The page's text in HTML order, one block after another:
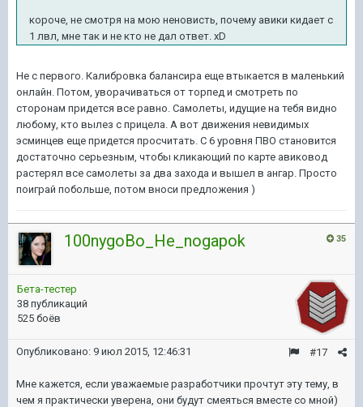
короче, не смотря на мою неновиcть, почему авики кидает с
1 лвл, мне так и не кто не дал ответ. xD
Не с первого. Калибровка балансира еще втыкается в маленький
онлайн. Потом, уворачиваться от торпед и смотреть по
сторонам придется все равно. Самолеты, идущие на тебя видно
любому, кто вылез с прицела. А вот движения невидимых
эсминцев еще придется просчитать. С 6 уровня ПВО становится
достаточно серьезным, чтобы кликающий по карте авиковод
растерял все самолеты за два захода и вышел в ангар. Просто
поиграй побольше, потом вноси предложения )
35
100nygoBo_He_nogapok
Бета-тестер
38 публикаций
525 боёв
#17
Опубликовано: 9 июл 2015, 12:46:31
Мне кажется, если уважаемые разработчики прочтут эту тему, в
чем я практически уверена, они будут смеяться вместе со мной)